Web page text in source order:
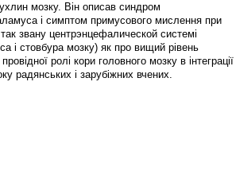
мозку. Він описав синдром
і симптом примусового мислення при
звану центрэнцефалической системі
і стовбура мозку) як про вищий рівень
ролі кори головного мозку в інтеграції
радянських і зарубіжних вчених.